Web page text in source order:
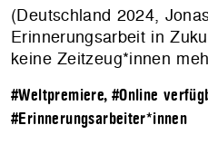
(Deutschland 2024,
Erinnerungsarbeit in
keine Zeitzeug*innen
#Weltpremiere, #Online
#Erinnerungsarbeiter*innen